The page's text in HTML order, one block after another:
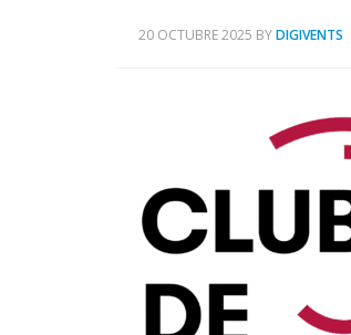
20 OCTUBRE 2025 BYDIGIVENTS